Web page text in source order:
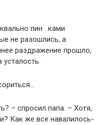
пин . ками
не разошлись, а
раздражение прошло,
– спросил папа. – Хотя,
Как же все навалилось-